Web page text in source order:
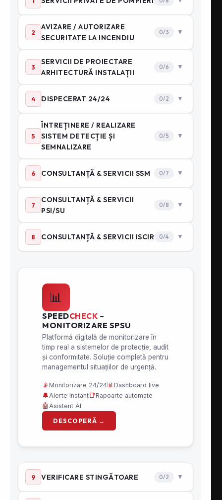
Distribuţie PSI
Sisteme PSI
Adăposturi Protecție Civilă
Cursuri autorizate
Sisteme stingere cu aerosoli
Prim ajutor
Echipament Intervenție
Cange PSI
Hidranti subterani
Hidranti & accesorii
Racorduri PSI
Reductii PSI
Stingătoare
Accesorii PSI
DESPRE SPEED FIRE
SpeedFire.ro oferă servicii de pompieri
privați și soluții inovative de stingere a
incendiilor în toată România, cu
acoperire rapidă în orașe precum
București, Brașov, Cluj, Iași, Constanța, Timișoara și
zonele limitrofe. Oferim echipamente PSI certificate
depozite, hale industriale și instituții.
Ce conține o cutie de hidrant interior și de ce